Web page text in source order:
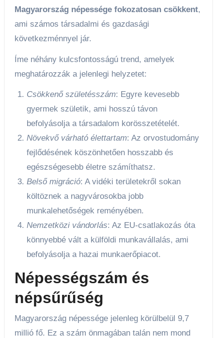
Magyarország népessége fokozatosan csökkent,
ami számos társadalmi és gazdasági
következménnyel jár.
Íme néhány kulcsfontosságú trend, amelyek
meghatározzák a jelenlegi helyzetet:
Csökkenő születésszám: Egyre kevesebb
gyermek születik, ami hosszú távon
befolyásolja a társadalom korösszetételét.
Növekvő várható élettartam: Az orvostudomány
fejlődésének köszönhetően hosszabb és
egészségesebb életre számíthatsz.
Belső migráció: A vidéki területekről sokan
költöznek a nagyvárosokba jobb
munkalehetőségek reményében.
Nemzetközi vándorlás: Az EU-csatlakozás óta
könnyebbé vált a külföldi munkavállalás, ami
befolyásolja a hazai munkaerőpiacot.
Népességszám és
népsűrűség
Magyarország népessége jelenleg körülbelül 9,7
millió fő. Ez a szám önmagában talán nem mond